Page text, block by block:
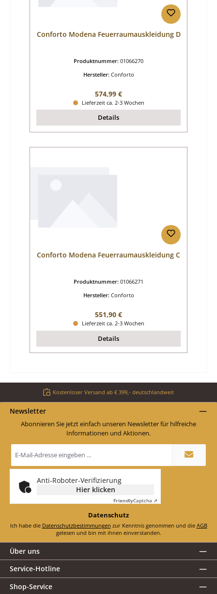
Conforto Modena Feuerraumauskleidung D
Produktnummer: 01066270
Hersteller: Conforto
Regulärer Preis:
574,99 €
Lieferzeit ca. 2-3 Wochen
Details
Conforto Modena Feuerraumauskleidung C
Produktnummer: 01066271
Hersteller: Conforto
Regulärer Preis:
551,90 €
Lieferzeit ca. 2-3 Wochen
Details
Kostenloser Versand ab € 399,- deutschlandweit
Newsletter
Abonnieren Sie jetzt einfach unseren Newsletter für hilfreiche
Informationen und Aktionen.
E-
Mail-
*
Anti-Roboter-Verifizierung
Hier klicken
FriendlyCaptcha ⇗
Datenschutz
Ich habe die Datenschutzbestimmungen zur Kenntnis genommen und die AGB
gelesen und bin mit ihnen einverstanden.
Über uns
Service-Hotline
Shop-Service